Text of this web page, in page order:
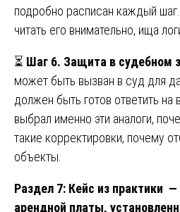
подробно расписан каждый
читать его внимательно, ища
⏳ Шаг 6. Защита в судебном
может быть вызван в суд для
должен быть готов ответить на
выбрал именно эти аналоги,
такие корректировки, почему
объекты.
Раздел 7: Кейс из практики
арендной платы,